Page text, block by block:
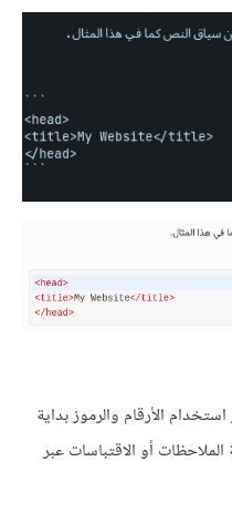
اﻷرقام والرموز بداية
الملاحظات أو اﻻقتباسات عبر